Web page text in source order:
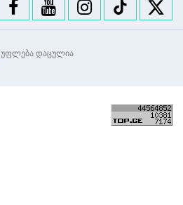
უფლება დაცულია